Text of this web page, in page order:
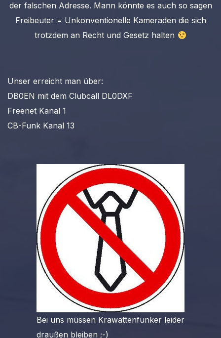
der falschen Adresse. Mann könnte es auch so sagen
Freibeuter = Unkonventionelle Kameraden die sich
trotzdem an Recht und Gesetz halten
Unser erreicht man über:
DB0EN mit dem Clubcall DL0DXF
Freenet Kanal 1
CB-Funk Kanal 13
Bei uns müssen Krawattenfunker leider
draußen bleiben ;-)